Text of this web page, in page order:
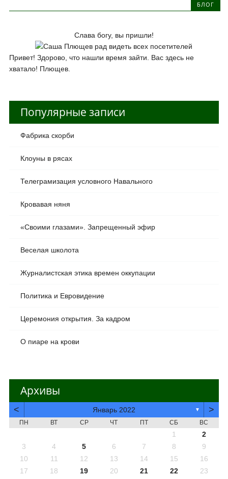
БЛОГ
Слава богу, вы пришли!
Привет! Здорово, что нашли время зайти. Вас здесь не
хватало! Плющев.
Популярные записи
Фабрика скорби
Клоуны в рясах
Телеграмизация условного Навального
Кровавая няня
«Своими глазами». Запрещенный эфир
Веселая школота
Журналистская этика времен оккупации
Политика и Евровидение
Церемония открытия. За кадром
О пиаре на крови
Архивы
< Январь 2022 ▼ >
ПН ВТ СР ЧТ ПТ СБ ВС
1
2
3
4 5 6 7 8
9
10
11 12 13 14 15
16
17
18 19 20 21 22 23